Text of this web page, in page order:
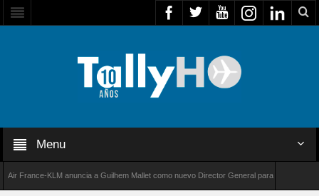
Menu
KLM anuncia a Guilhem Mallet como nuevo Director General para América Latina